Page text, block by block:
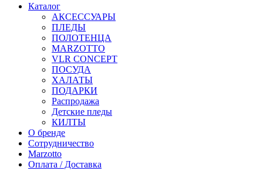
Каталог
АКСЕССУАРЫ
ПЛЕДЫ
ПОЛОТЕНЦА
MARZOTTO
VLR CONCEPT
ПОСУДА
ХАЛАТЫ
ПОДАРКИ
Распродажа
Детские пледы
КИЛТЫ
О бренде
Сотрудничество
Marzotto
Оплата / Доставка